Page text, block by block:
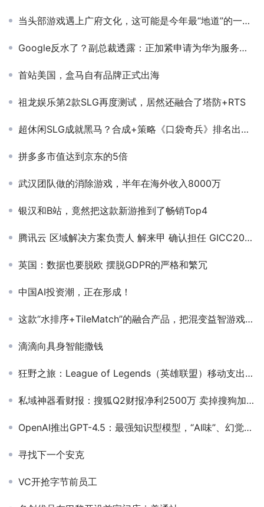
当头部游戏遇上广府文化，这可能是今年最“地道”的一场联动
Google反水了？副总裁透露：正加紧申请为华为服务的官方许可
首站美国，盒马自有品牌正式出海
祖龙娱乐第2款SLG再度测试，居然还融合了塔防+RTS
超休闲SLG成就黑马？合成+策略《口袋奇兵》排名出海收入第26位
拼多多市值达到京东的5倍
武汉团队做的消除游戏，半年在海外收入8000万
银汉和B站，竟然把这款新游推到了畅销Top4
腾讯云 区域解决方案负责人 解来甲 确认担任 GICC2024 | 第五届全球互联网产业CEO大会主峰会演讲嘉宾！
英国：数据也要脱欧 摆脱GDPR的严格和繁冗
中国AI投资潮，正在形成！
这款“水排序+TileMatch”的融合产品，把混变益智游戏品类带入了2.0新时代？
滴滴向具身智能撒钱
狂野之旅：League of Legends（英雄联盟）移动支出突破 10 亿美元
私域神器看财报：搜狐Q2财报净利2500万 卖掉搜狗加大游戏出海探索
OpenAI推出GPT-4.5：最强知识型模型，“AI味”、幻觉大幅减少
寻找下一个安克
VC开抢字节前员工